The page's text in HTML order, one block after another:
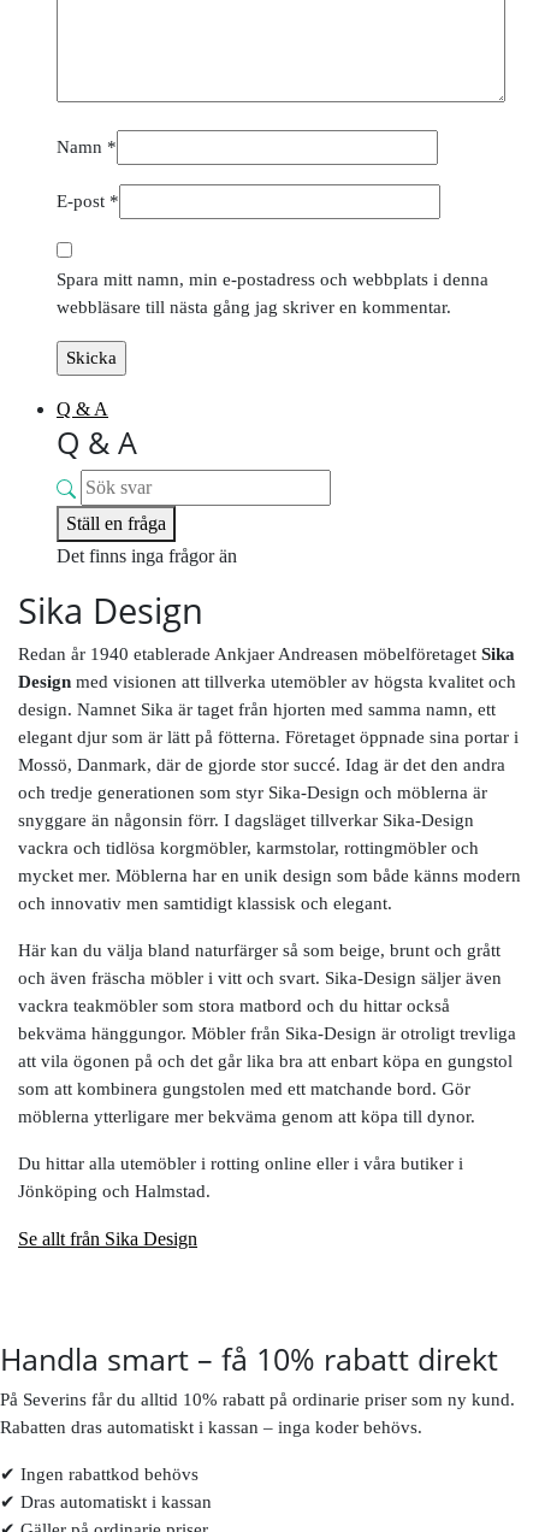
Namn *
E-post *
Spara mitt namn, min e-postadress och webbplats i denna
webbläsare till nästa gång jag skriver en kommentar.
Q & A
Q & A
Ställ en fråga
Det finns inga frågor än
Sika Design
Redan år 1940 etablerade Ankjaer Andreasen möbelföretaget Sika
Design med visionen att tillverka utemöbler av högsta kvalitet och
design. Namnet Sika är taget från hjorten med samma namn, ett
elegant djur som är lätt på fötterna. Företaget öppnade sina portar i
Mossö, Danmark, där de gjorde stor succé. Idag är det den andra
och tredje generationen som styr Sika-Design och möblerna är
snyggare än någonsin förr. I dagsläget tillverkar Sika-Design
vackra och tidlösa korgmöbler, karmstolar, rottingmöbler och
mycket mer. Möblerna har en unik design som både känns modern
och innovativ men samtidigt klassisk och elegant.
Här kan du välja bland naturfärger så som beige, brunt och grått
och även fräscha möbler i vitt och svart. Sika-Design säljer även
vackra teakmöbler som stora matbord och du hittar också
bekväma hänggungor. Möbler från Sika-Design är otroligt trevliga
att vila ögonen på och det går lika bra att enbart köpa en gungstol
som att kombinera gungstolen med ett matchande bord. Gör
möblerna ytterligare mer bekväma genom att köpa till dynor.
Du hittar alla utemöbler i rotting online eller i våra butiker i
Jönköping och Halmstad.
Se allt från Sika Design
Handla smart – få 10% rabatt direkt
På Severins får du alltid 10% rabatt på ordinarie priser som ny kund.
Rabatten dras automatiskt i kassan – inga koder behövs.
✔ Ingen rabattkod behövs
✔ Dras automatiskt i kassan